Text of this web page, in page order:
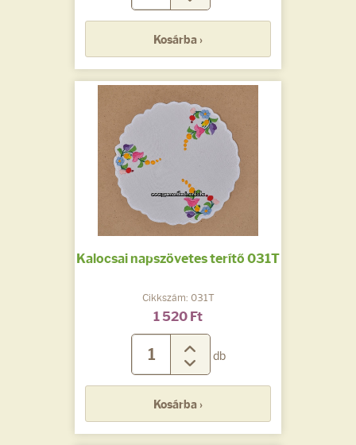
Kosárba ›
Kalocsai napszövetes terítő 031T
Cikkszám: 031T
1 520 Ft
db
Kosárba ›